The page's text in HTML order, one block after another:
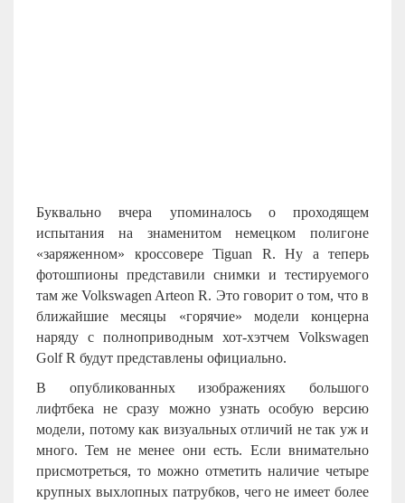
Буквально вчера упоминалось о проходящем
испытания на знаменитом немецком полигоне
«заряженном» кроссовере Tiguan R. Ну а теперь
фотошпионы представили снимки и тестируемого
там же Volkswagen Arteon R. Это говорит о том, что в
ближайшие месяцы «горячие» модели концерна
наряду с полноприводным хот-хэтчем Volkswagen
Golf R будут представлены официально.
В опубликованных изображениях большого
лифтбека не сразу можно узнать особую версию
модели, потому как визуальных отличий не так уж и
много. Тем не менее они есть. Если внимательно
присмотреться, то можно отметить наличие четыре
крупных выхлопных патрубков, чего не имеет более